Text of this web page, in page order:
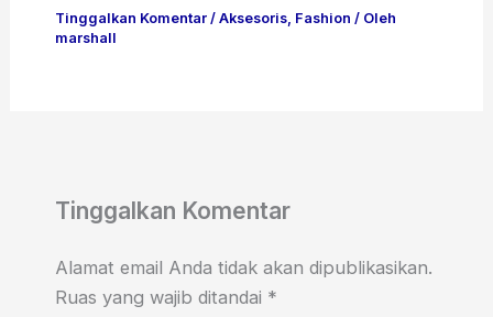
Tinggalkan Komentar / Aksesoris, Fashion / Oleh
marshall
Tinggalkan Komentar
Alamat email Anda tidak akan dipublikasikan.
Ruas yang wajib ditandai *